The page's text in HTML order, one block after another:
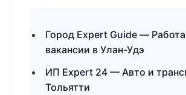
Город Expert Guide —
вакансии в Улан-Удэ
ИП Expert 24 — Авто и
Тольятти